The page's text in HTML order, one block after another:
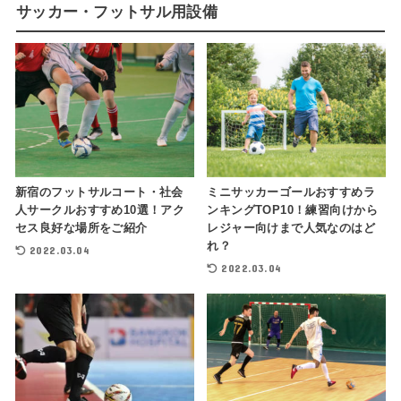
サッカー・フットサル用設備
新宿のフットサルコート・社会
人サークルおすすめ10選！アク
セス良好な場所をご紹介
2022.03.04
ミニサッカーゴールおすすめラ
ンキングTOP10！練習向けから
レジャー向けまで人気なのはど
れ？
2022.03.04